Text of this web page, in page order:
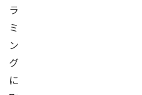
ラ
ミ
ン
グ
に